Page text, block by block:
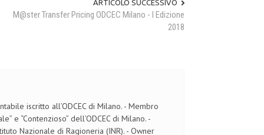
ARTICOLO SUCCESSIVO
M@ster Transfer Pricing ODCEC Milano - I Edizione
2018
iscritto all’ODCEC di Milano. - Membro
e “Contenzioso” dell’ODCEC di Milano. -
Nazionale di Ragioneria (INR). - Owner